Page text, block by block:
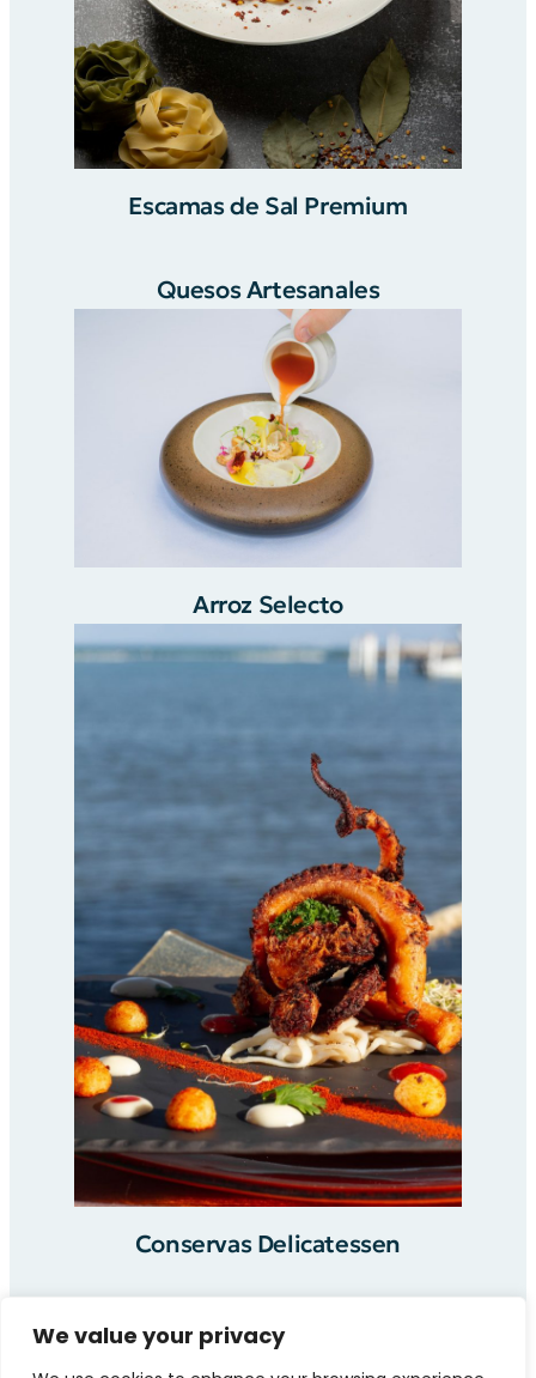
We value your privacy
Escamas de Sal Premium
Quesos Artesanales
Arroz Selecto
Conservas Delicatessen